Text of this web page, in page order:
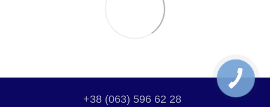
+38 (063) 596 62 28